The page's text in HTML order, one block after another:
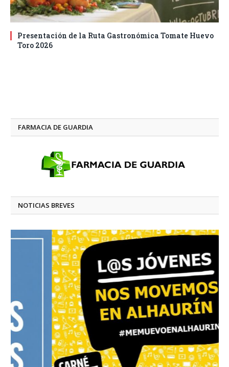
Presentación de la Ruta Gastronómica Tomate Huevo
Toro 2026
FARMACIA DE GUARDIA
NOTICIAS BREVES